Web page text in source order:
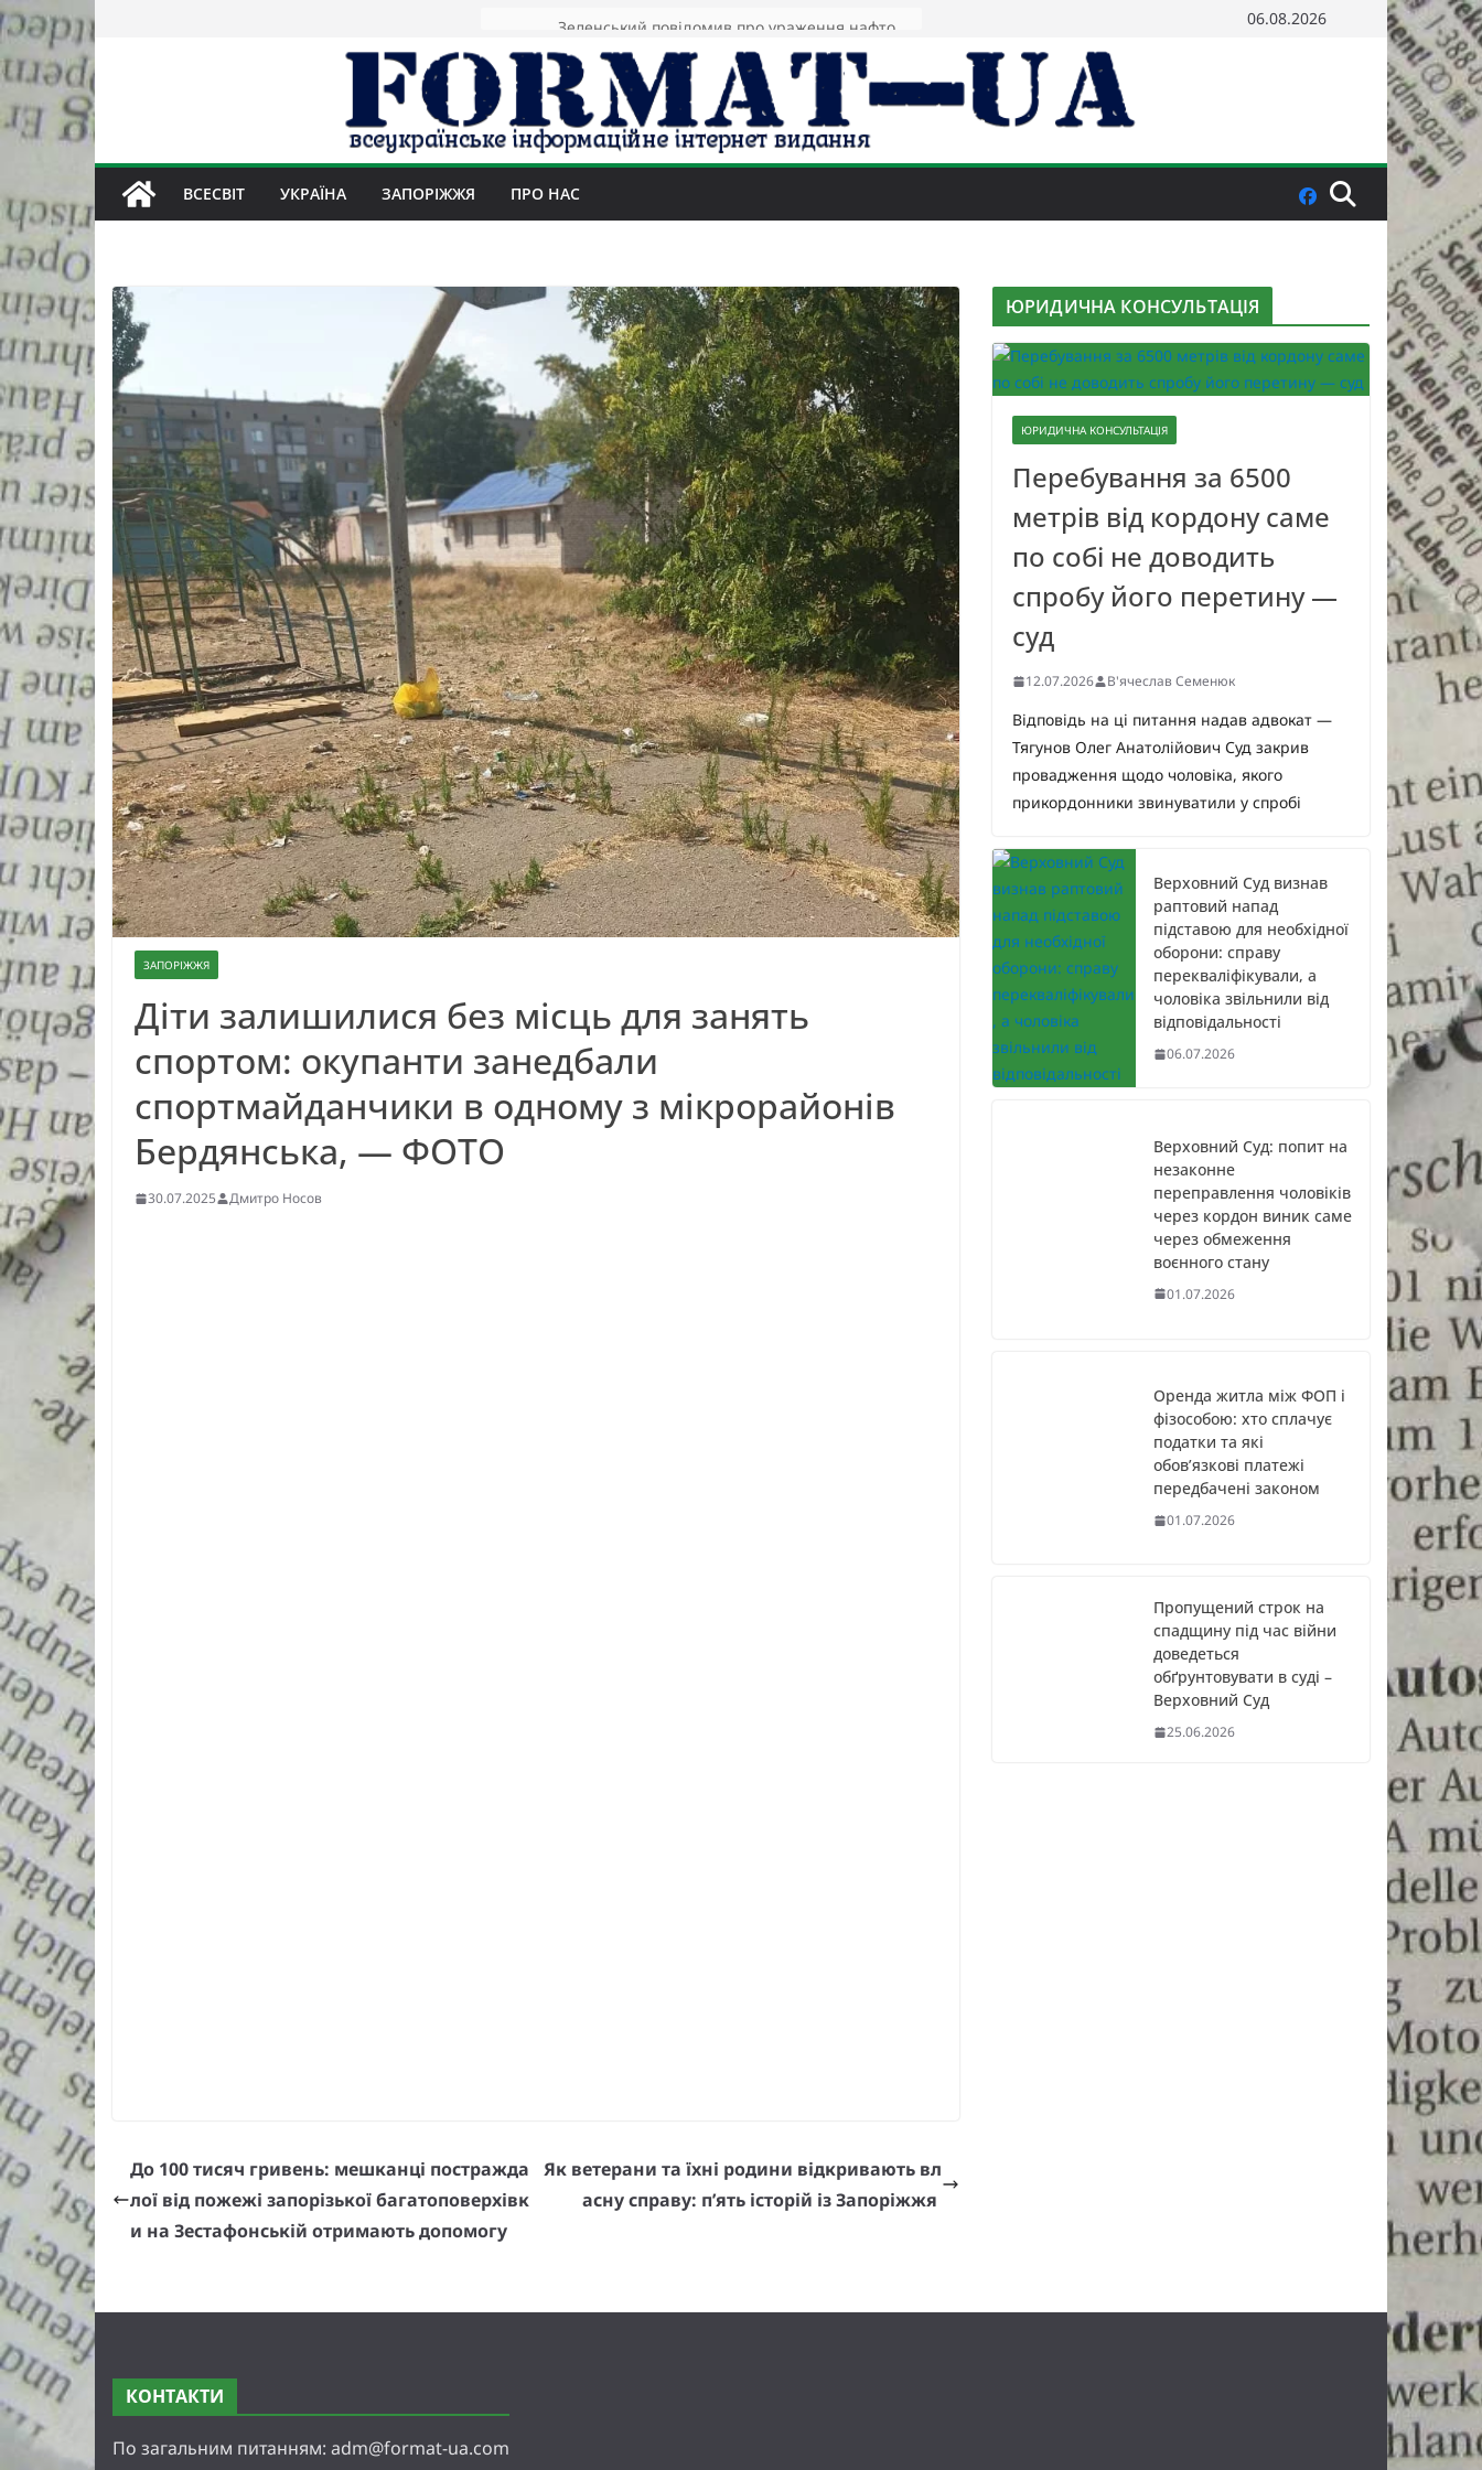
Skip
to
content
06.08.2026
ВСЕСВІТ УКРАЇНА ЗАПОРІЖЖЯ ПРО НАС
ЗАПОРІЖЖЯ
Діти залишилися без місць для занять
спортом: окупанти занедбали
спортмайданчики в одному з мікрорайонів
Бердянська, — ФОТО
30.07.2025 Дмитро Носов
До 100 тисяч гривень: мешканці постражда
лої від пожежі запорізької багатоповерхівк
и на Зестафонській отримають допомогу
Як ветерани та їхні родини відкривають вл
асну справу: п’ять історій із Запоріжжя
ЮРИДИЧНА КОНСУЛЬТАЦІЯ
ЮРИДИЧНА КОНСУЛЬТАЦІЯ
Перебування за 6500
метрів від кордону саме
по собі не доводить
спробу його перетину —
суд
12.07.2026 В'ячеслав Семенюк
Відповідь на ці питання надав адвокат —
Тягунов Олег Анатолійович Суд закрив
провадження щодо чоловіка, якого
прикордонники звинуватили у спробі
Верховний Суд визнав
раптовий напад
підставою для необхідної
оборони: справу
перекваліфікували, а
чоловіка звільнили від
відповідальності
06.07.2026
Верховний Суд: попит на
незаконне
переправлення чоловіків
через кордон виник саме
через обмеження
воєнного стану
01.07.2026
Оренда житла між ФОП і
фізособою: хто сплачує
податки та які
обов’язкові платежі
передбачені законом
01.07.2026
Пропущений строк на
спадщину під час війни
доведеться
обґрунтовувати в суді –
Верховний Суд
25.06.2026
КОНТАКТИ
По загальним питанням: adm@format-ua.com